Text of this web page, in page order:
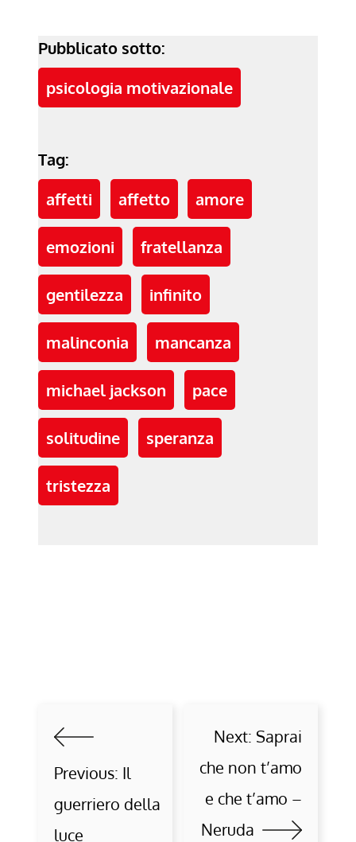
Pubblicato sotto:
psicologia motivazionale
Tag:
affetti
affetto amore
emozioni fratellanza
gentilezza infinito
malinconia mancanza
michael jackson pace
solitudine speranza
tristezza
Previous: Il
guerriero della
luce
Next: Saprai
che non t’amo
e che t’amo –
Neruda